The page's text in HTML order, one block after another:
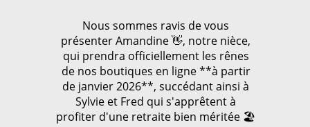
Nous sommes ravis de vous
présenter Amandine 👋, notre nièce,
qui prendra officiellement les rênes
de nos boutiques en ligne **à partir
de janvier 2026**, succédant ainsi à
Sylvie et Fred qui s'apprêtent à
profiter d'une retraite bien méritée 🏖️